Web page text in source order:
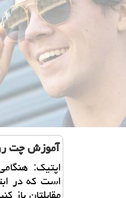
آموزش چت
اپتیك:
است كه در